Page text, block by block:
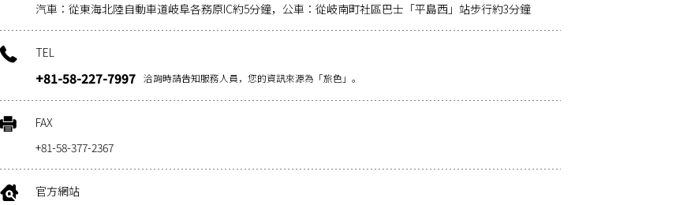
汽車：從東海北陸自動車道岐阜各務原IC約5分鐘，公車：從岐南町社區巴士「平島西」站步行約3分鐘
TEL
+81-58-227-7997 洽詢時請告知服務人員，您的資訊來源為「旅色」。
FAX
+81-58-377-2367
官方網站